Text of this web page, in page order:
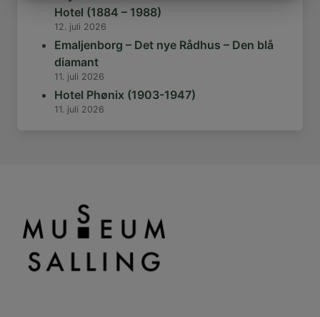
Hotel (1884 – 1988)
12. juli 2026
Emaljenborg – Det nye Rådhus – Den blå
diamant
11. juli 2026
Hotel Phønix (1903-1947)
11. juli 2026